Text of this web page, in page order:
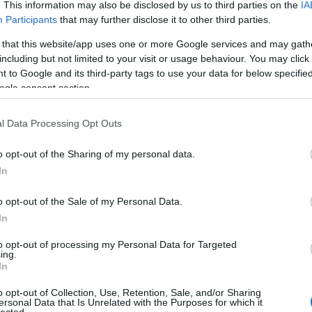
This information may also be disclosed by us to third parties on the
Participants that may further disclose it to other third parties.
that this website/app uses one or more Google services and may
but not limited to your visit or usage behaviour. You may
to Google and its third-party tags to use your data for below
consent section.
Data Processing Opt Outs
opt-out of the Sharing of my personal data.
opt-out of the Sale of my Personal Data.
opt-out of processing my Personal Data for Targeted
opt-out of Collection, Use, Retention, Sale, and/or Sharing
Data that Is Unrelated with the Purposes for which it